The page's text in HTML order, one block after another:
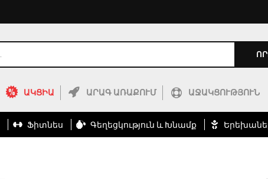
ԱԿՑԻԱ ԱՐԱԳ ԱՌԱՔՈՒՄ ԱՋԱԿՑՈՒԹՅՈՒՆ
Ֆիտնես Գեղեցկություն ԵՒ Խնամք